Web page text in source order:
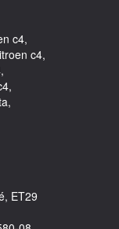
c4,
c4,
ET29